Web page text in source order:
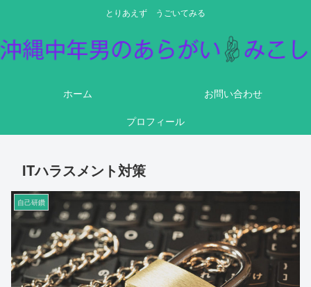
とりあえず うごいてみる
ホーム
お問い合わせ
プロフィール
ITハラスメント対策
自己研鑽